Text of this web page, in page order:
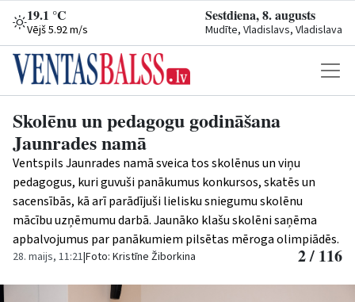
19.1 °C
Vējš 5.92 m/s
Sestdiena, 8. augusts
Mudīte, Vladislavs, Vladislava
Skolēnu un pedagogu godināšana
Jaunrades namā
Ventspils Jaunrades namā sveica tos skolēnus un viņu
pedagogus, kuri guvuši panākumus konkursos, skatēs un
sacensībās, kā arī parādījuši lielisku sniegumu skolēnu
mācību uzņēmumu darbā. Jaunāko klašu skolēni saņēma
apbalvojumus par panākumiem pilsētas mēroga olimpiādēs.
28. maijs, 11:21|Foto: Kristīne Žiborkina 2 / 116